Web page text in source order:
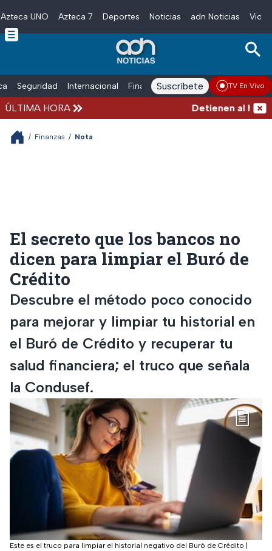
Skip to main content
Azteca UNO Azteca 7 Deportes Noticias adn Noticias
Seguridad Internacional Finanzas adn Noticias Radio
Suscríbete TV En Vivo
ÚLTIMA HORA Detienen al
/ Finanzas / Nota
El secreto que los bancos no
dicen para limpiar el Buró de
Crédito
Descubre el método poco conocido
para mejorar y limpiar tu historial en
el Buró de Crédito y recuperar tu
salud financiera; el truco que señala
la Condusef.
Este es el truco para limpiar el historial negativo del Buró de Crédito